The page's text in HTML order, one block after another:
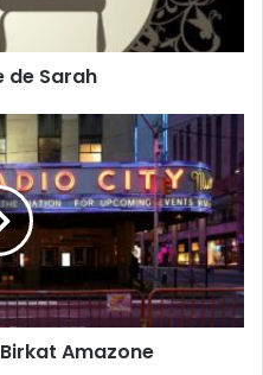
de Sarah
Amazone